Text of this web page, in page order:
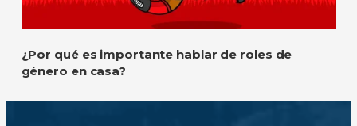
¿Por qué es importante hablar de roles de
género en casa?